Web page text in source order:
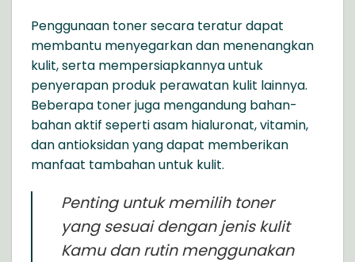
Penggunaan toner secara teratur dapat
membantu menyegarkan dan menenangkan
kulit, serta mempersiapkannya untuk
penyerapan produk perawatan kulit lainnya.
Beberapa toner juga mengandung bahan-
bahan aktif seperti asam hialuronat, vitamin,
dan antioksidan yang dapat memberikan
manfaat tambahan untuk kulit.
Penting untuk memilih toner
yang sesuai dengan jenis kulit
Kamu dan rutin menggunakan